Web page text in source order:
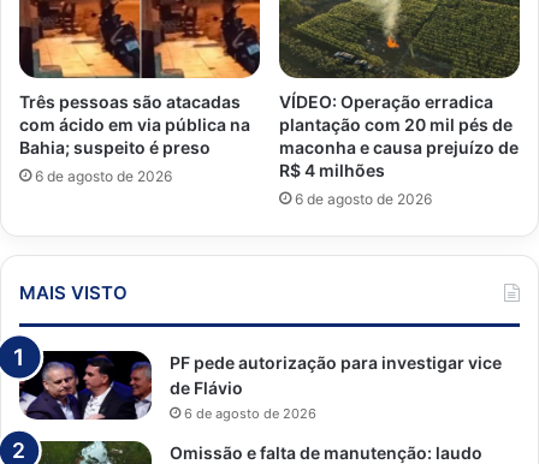
Três pessoas são atacadas
com ácido em via pública na
Bahia; suspeito é preso
6 de agosto de 2026
VÍDEO: Operação erradica
plantação com 20 mil pés de
maconha e causa prejuízo de
R$ 4 milhões
6 de agosto de 2026
MAIS VISTO
PF pede autorização para investigar vice
de Flávio
6 de agosto de 2026
Omissão e falta de manutenção: laudo